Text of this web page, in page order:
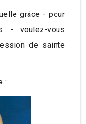
grâce - pour
- voulez-vous
de sainte
: